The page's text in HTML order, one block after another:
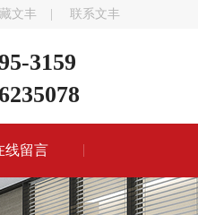
文丰 联系文丰
3159
线留言